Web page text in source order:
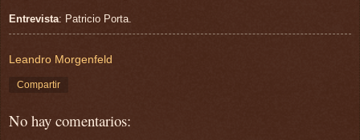
Entrevista: Patricio Porta.
Leandro Morgenfeld
Compartir
No hay comentarios: